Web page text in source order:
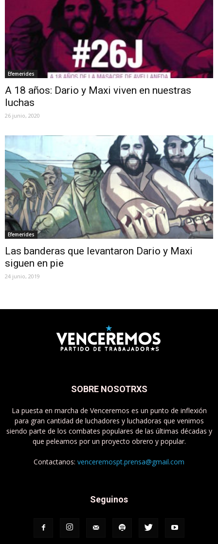
Efemerides
A 18 años: Dario y Maxi viven en nuestras
luchas
26 junio, 2020
Efemerides
Las banderas que levantaron Dario y Maxi
siguen en pie
24 junio, 2019
SOBRE NOSOTRXS
La puesta en marcha de Venceremos es un punto de inflexión
para gran cantidad de luchadores y luchadoras que venimos
siendo parte de los combates populares de las últimas décadas y
que peleamos por un proyecto obrero y popular.
Contactanos: venceremospt.prensa@gmail.com
Seguinos